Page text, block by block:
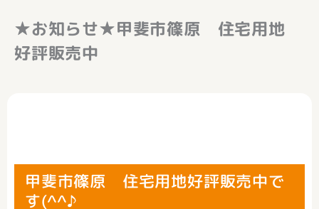
★お知らせ★甲斐市篠原 住宅用地
好評販売中
甲斐市篠原 住宅用地好評販売中で
す(^^♪